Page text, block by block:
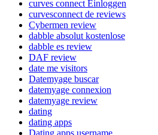
curves connect Einloggen
curvesconnect de reviews
Cybermen review
dabble absolut kostenlose
dabble es review
DAF review
date me visitors
Datemyage buscar
datemyage connexion
datemyage review
dating
dating apps
Dating apps username